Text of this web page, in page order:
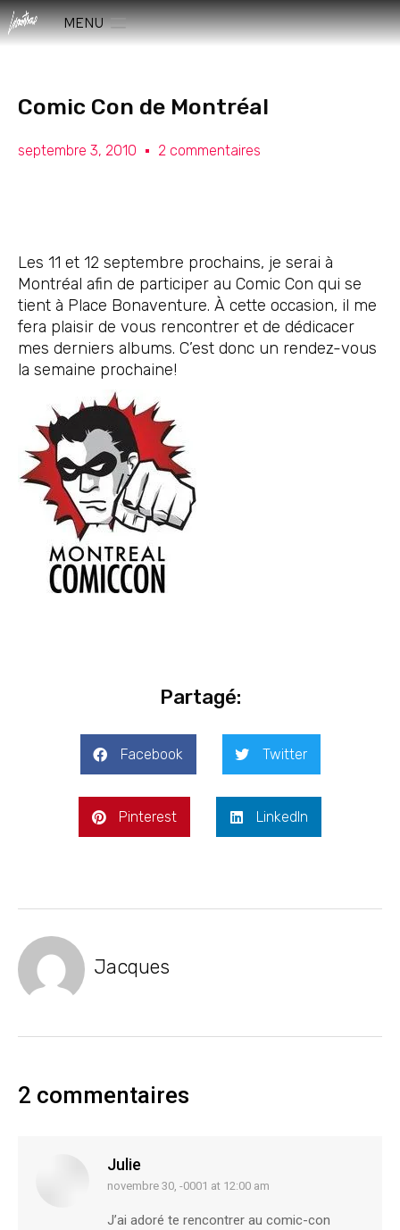
MENU
Comic Con de Montréal
septembre 3, 2010 2 commentaires
Les 11 et 12 septembre prochains, je serai à
Montréal afin de participer au Comic Con qui se
tient à Place Bonaventure. À cette occasion, il me
fera plaisir de vous rencontrer et de dédicacer
mes derniers albums. C’est donc un rendez-vous
la semaine prochaine!
Partagé:
Facebook Twitter
Pinterest LinkedIn
Jacques
2 commentaires
Julie
says:
novembre 30, -0001 at 12:00 am
J’ai adoré te rencontrer au comic-con